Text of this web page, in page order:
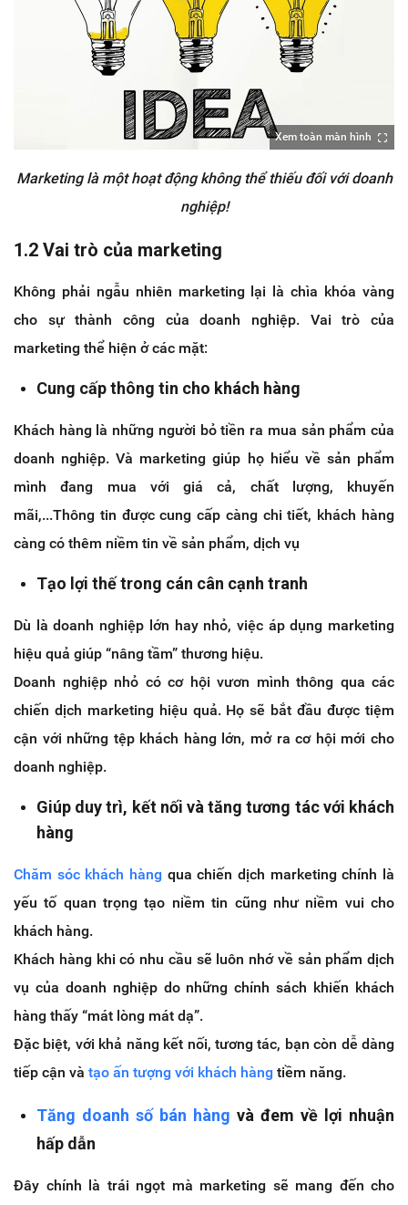
Xem toàn màn hình
Marketing là một hoạt động không thể thiếu đối với doanh
nghiệp!
1.2 Vai trò của marketing
Không phải ngẫu nhiên marketing lại là chìa khóa vàng
cho sự thành công của doanh nghiệp. Vai trò của
marketing thể hiện ở các mặt:
Cung cấp thông tin cho khách hàng
Khách hàng là những người bỏ tiền ra mua sản phẩm của
doanh nghiệp. Và marketing giúp họ hiểu về sản phẩm
mình đang mua với giá cả, chất lượng, khuyến
mãi,...Thông tin được cung cấp càng chi tiết, khách hàng
càng có thêm niềm tin về sản phẩm, dịch vụ
Tạo lợi thế trong cán cân cạnh tranh
Dù là doanh nghiệp lớn hay nhỏ, việc áp dụng marketing
hiệu quả giúp “nâng tầm” thương hiệu.
Doanh nghiệp nhỏ có cơ hội vươn mình thông qua các
chiến dịch marketing hiệu quả. Họ sẽ bắt đầu được tiệm
cận với những tệp khách hàng lớn, mở ra cơ hội mới cho
doanh nghiệp.
Giúp duy trì, kết nối và tăng tương tác với khách
hàng
Chăm sóc khách hàng qua chiến dịch marketing chính là
yếu tố quan trọng tạo niềm tin cũng như niềm vui cho
khách hàng.
Khách hàng khi có nhu cầu sẽ luôn nhớ về sản phẩm dịch
vụ của doanh nghiệp do những chính sách khiến khách
hàng thấy “mát lòng mát dạ”.
Đặc biệt, với khả năng kết nối, tương tác, bạn còn dễ dàng
tiếp cận và tạo ấn tượng với khách hàng tiềm năng.
Tăng doanh số bán hàng và đem về lợi nhuận
hấp dẫn
Đây chính là trái ngọt mà marketing sẽ mang đến cho